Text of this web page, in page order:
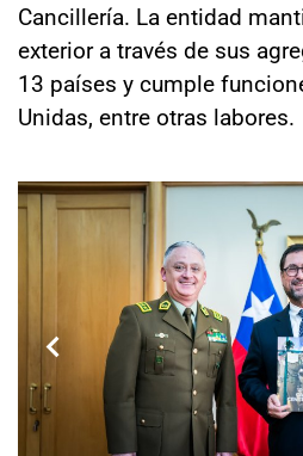
Cancillería. La entidad
exterior a través de sus
13 países y cumple
Unidas, entre otras labores.